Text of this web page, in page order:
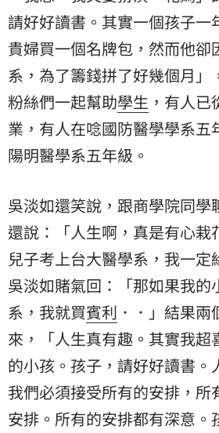
請好好讀書。其實一個孩子一
貴婦買一個名牌包，然而他卻
系，為了籌錢拼了好幾個月」
粉絲們一起幫助學生 ，有人
業，有人在唸國防醫學學系五
陽明醫學系五年級。
吳淡如還笑說，跟商學院同學
還說：「人生啊，真是有心栽
兒子考上台大醫學系，我一定
吳淡如賭氣回：「那如果我的
系，我就買賓利 ．．」結果
來，「人生真有趣。其實我超
的小孩。孩子，請好好讀書。
我們必須接受所有的安排，所
安排。所有的安排都有深意。